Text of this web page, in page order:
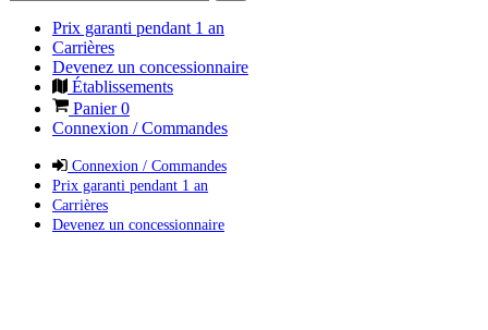
Prix garanti pendant 1 an
Carrières
Devenez un concessionnaire
Établissements
Panier0
Connexion / Commandes
Connexion / Commandes
Prix garanti pendant 1 an
Carrières
Devenez un concessionnaire